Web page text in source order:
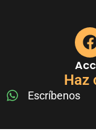
Haz
Escríbenos